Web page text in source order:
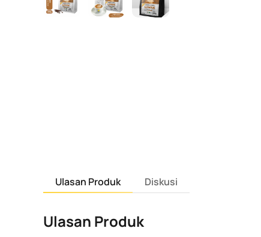
Ulasan Produk Diskusi
Ulasan Produk